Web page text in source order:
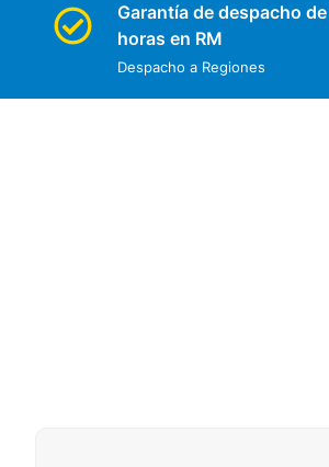
Garantía de despacho
horas en RM
Despacho a Regiones